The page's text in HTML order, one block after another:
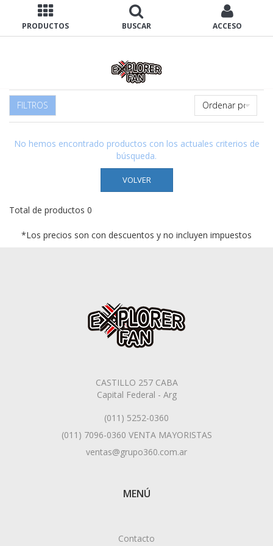
PRODUCTOS BUSCAR ACCESO
FILTROS
No hemos encontrado productos con los actuales criterios de
búsqueda.
VOLVER
Total de productos 0
*Los precios son con descuentos y no incluyen impuestos
CASTILLO 257 CABA
Capital Federal - Arg
(011) 5252-0360
(011) 7096-0360 VENTA MAYORISTAS
ventas@grupo360.com.ar
MENÚ
Contacto